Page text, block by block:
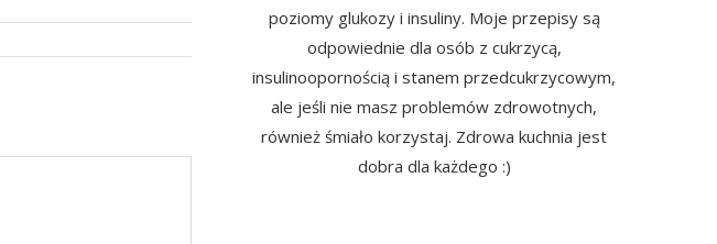
poziomy glukozy i insuliny. Moje przepisy są
odpowiednie dla osób z cukrzycą,
insulinoopornością i stanem przedcukrzycowym,
ale jeśli nie masz problemów zdrowotnych,
również śmiało korzystaj. Zdrowa kuchnia jest
dobra dla każdego :)